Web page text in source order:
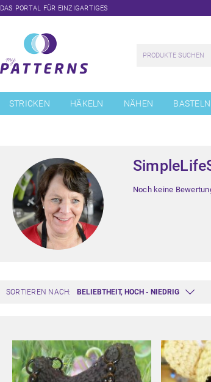
DAS PORTAL FÜR EINZIGARTIGES
überspringen
STRICKEN HÄKELN NÄHEN BASTELN
Noch keine
SORTIEREN NACH: